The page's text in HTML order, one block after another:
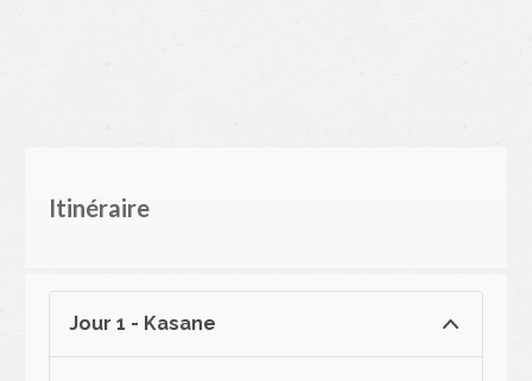
Itinéraire
Jour 1 - Kasane